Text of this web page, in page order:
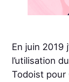
En juin 2019
l’utilisation
Todoist pour